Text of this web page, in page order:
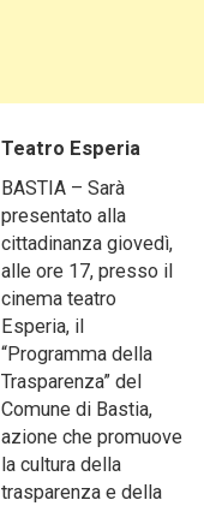
Teatro Esperia
BASTIA – Sarà
presentato alla
cittadinanza giovedì,
alle ore 17, presso il
cinema teatro
Esperia, il
“Programma della
Trasparenza” del
Comune di Bastia,
azione che promuove
la cultura della
trasparenza e della